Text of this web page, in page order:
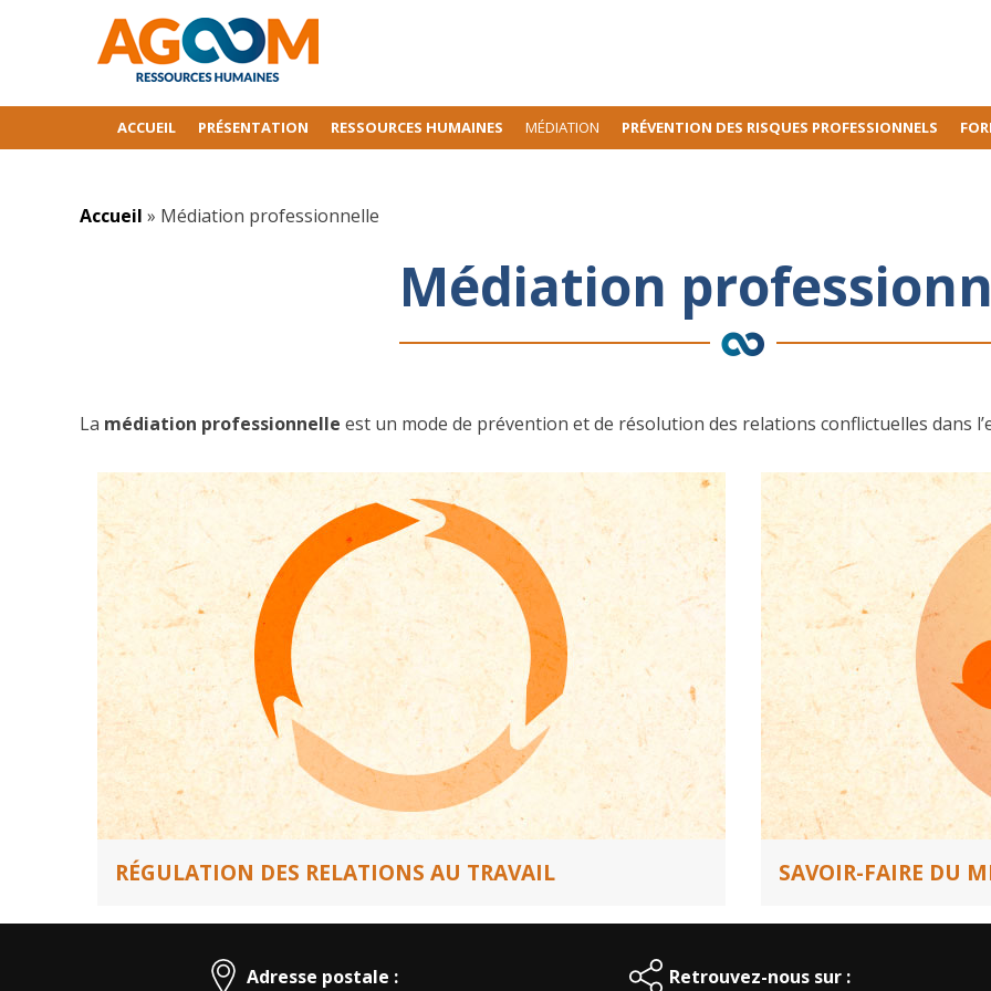
ACCUEIL PRÉSENTATION RESSOURCES HUMAINES MÉDIATION PRÉVENTION DES RISQUES PROFESSIONNELS
Accueil » Médiation professionnelle
Médiation
La médiation professionnelle est un mode de prévention et de résolution des relations conflictuelles dans
RÉGULATION DES RELATIONS AU TRAVAIL SAVOIR-FAIRE DU
Adresse postale : Retrouvez-nous sur :